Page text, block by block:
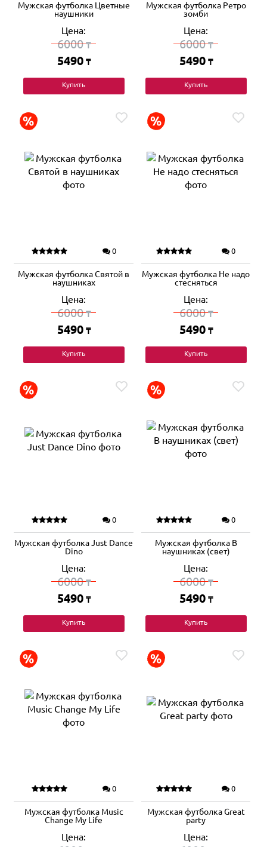
Мужская футболка Цветные
наушники
Цена:
6000₸
5490 ₸
Купить
Мужская футболка Ретро
зомби
Цена:
6000₸
5490 ₸
Купить
0
Мужская футболка Святой в
наушниках
Цена:
6000₸
5490 ₸
Купить
0
Мужская футболка Не надо
стесняться
Цена:
6000₸
5490 ₸
Купить
0
Мужская футболка Just Dance
Dino
Цена:
6000₸
5490 ₸
Купить
0
Мужская футболка В
наушниках (свет)
Цена:
6000₸
5490 ₸
Купить
0
Мужская футболка Music
Change My Life
Цена:
0
Мужская футболка Great
party
Цена: